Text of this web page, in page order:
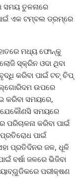
ସମୟ ତୁଳନାରେ
ଏକ ଟମ୍ବଲ ଡ୍ରମ୍‌ରେ
ମଧ୍ୟ ଫୋନ୍‌କୁ
ସ୍କ୍ରିନ ଓଦା ଥିବା
କରିବା ପାଇଁ ଟଚ୍ ଚିପ୍
ଉପରେ
କରିବା ସମୟରେ,
ଯେକୌଣସି ସମୟରେ
କରିବା ପାଇଁ
ପାଇଁ
ପ୍ରତିଦିନର ଜଳ, ଧୂଳି
ବର୍ଷା ଜଳରେ ଭିଜିବା
ପରୀକ୍ଷଣ